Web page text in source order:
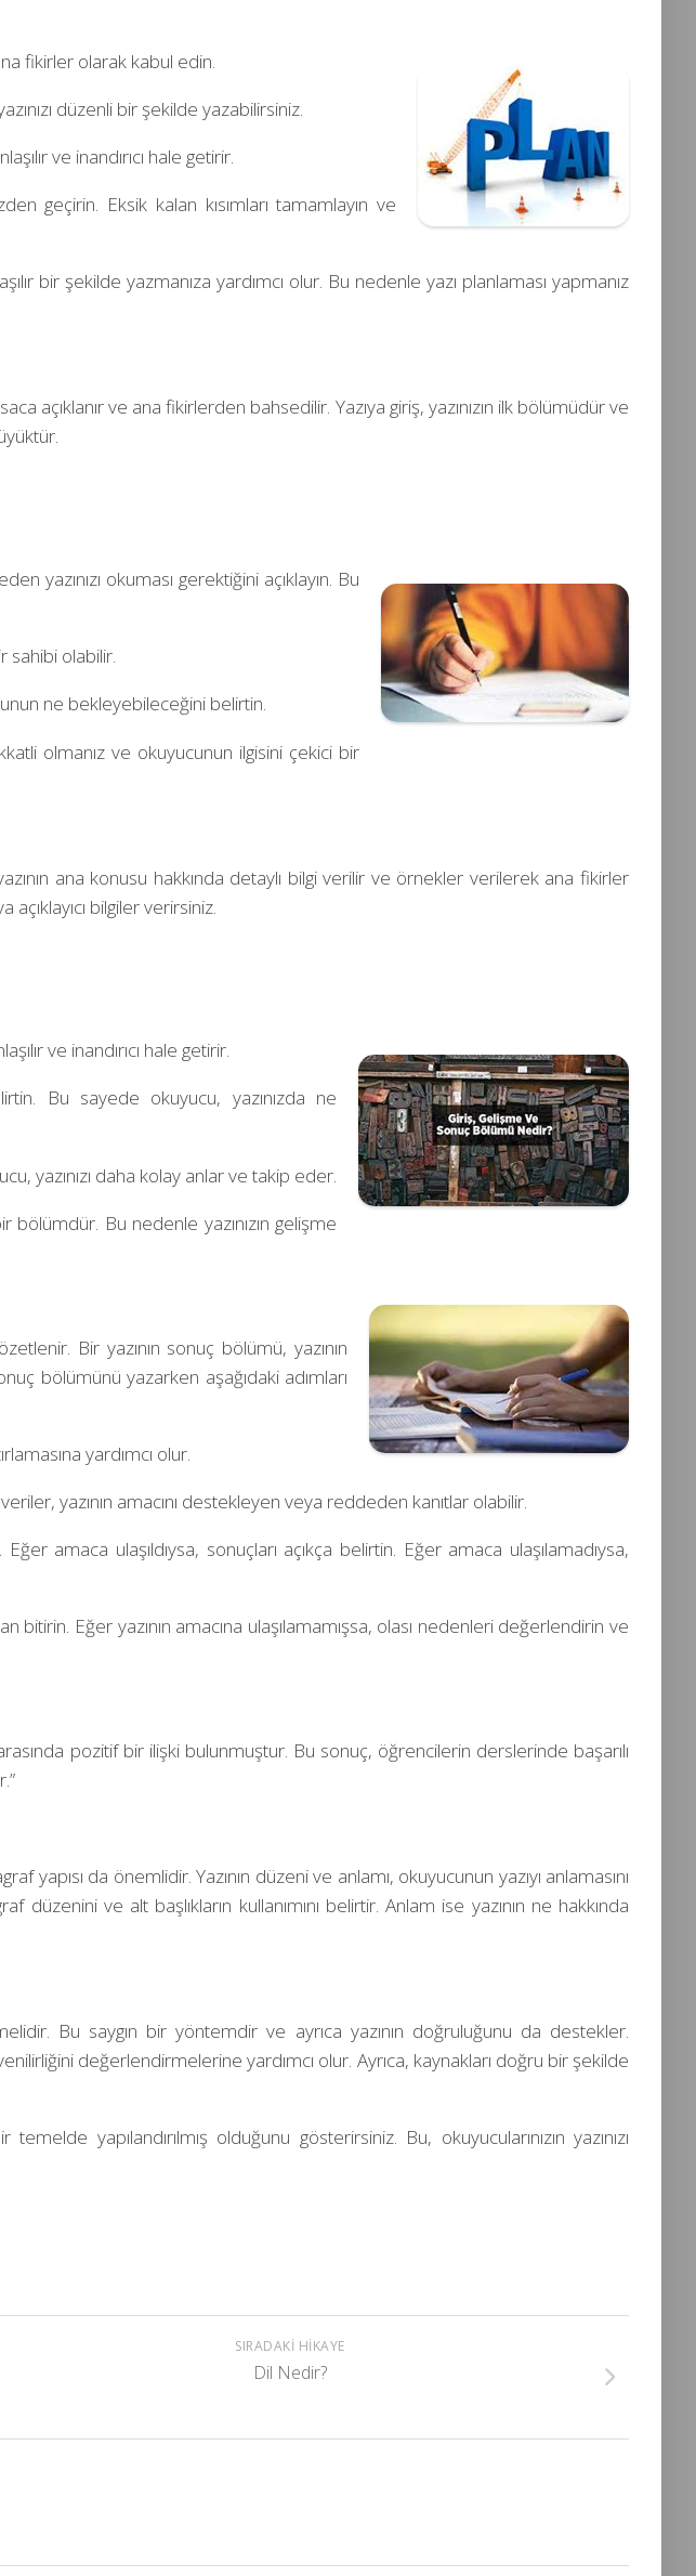
fikirler olarak kabul edin.
düzenli bir şekilde yazabilirsiniz.
ve inandırıcı hale getirir.
geçirin. Eksik kalan kısımları tamamlayın ve
bir şekilde yazmanıza yardımcı olur. Bu nedenle yazı planlaması yapmanız
açıklanır ve ana fikirlerden bahsedilir. Yazıya giriş, yazınızın ilk bölümüdür ve
yazınızı okuması gerektiğini açıklayın. Bu
sahibi olabilir.
ne bekleyebileceğini belirtin.
olmanız ve okuyucunun ilgisini çekici bir
ana konusu hakkında detaylı bilgi verilir ve örnekler verilerek ana fikirler
bilgiler verirsiniz.
ve inandırıcı hale getirir.
Bu sayede okuyucu, yazınızda ne
yazınızı daha kolay anlar ve takip eder.
bölümdür. Bu nedenle yazınızın gelişme
Bir yazının sonuç bölümü, yazının
bölümünü yazarken aşağıdaki adımları
yardımcı olur.
yazının amacını destekleyen veya reddeden kanıtlar olabilir.
amaca ulaşıldıysa, sonuçları açıkça belirtin. Eğer amaca ulaşılamadıysa,
bitirin. Eğer yazının amacına ulaşılamamışsa, olası nedenleri değerlendirin ve
pozitif bir ilişki bulunmuştur. Bu sonuç, öğrencilerin derslerinde başarılı
yapısı da önemlidir. Yazının düzeni ve anlamı, okuyucunun yazıyı anlamasını
düzenini ve alt başlıkların kullanımını belirtir. Anlam ise yazının ne hakkında
Bu saygın bir yöntemdir ve ayrıca yazının doğruluğunu da destekler.
değerlendirmelerine yardımcı olur. Ayrıca, kaynakları doğru bir şekilde
yapılandırılmış olduğunu gösterirsiniz. Bu, okuyucularınızın yazınızı
SIRADAKI HIKAYE
Dil Nedir?